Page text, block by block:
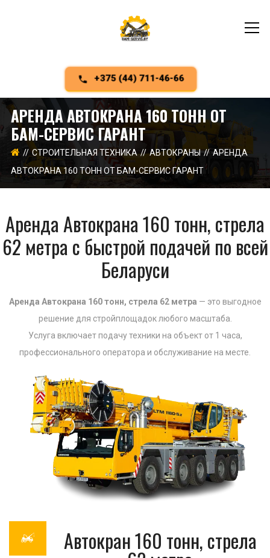
+375 (44) 711-46-66
АРЕНДА АВТОКРАНА 160 ТОНН ОТ
БАМ-СЕРВИС ГАРАНТ
СТРОИТЕЛЬНАЯ ТЕХНИКА АВТОКРАНЫ
АРЕНДА
АВТОКРАНА 160 ТОНН ОТ БАМ-СЕРВИС ГАРАНТ
Аренда Автокрана 160 тонн, стрела
62 метра с быстрой подачей по всей
Беларуси
Аренда Автокрана 160 тонн, стрела 62 метра — это выгодное
решение для стройплощадок любого масштаба.
Услуга включает подачу техники на объект от 1 часа,
профессионального оператора и обслуживание на месте.
Автокран 160 тонн, стрела